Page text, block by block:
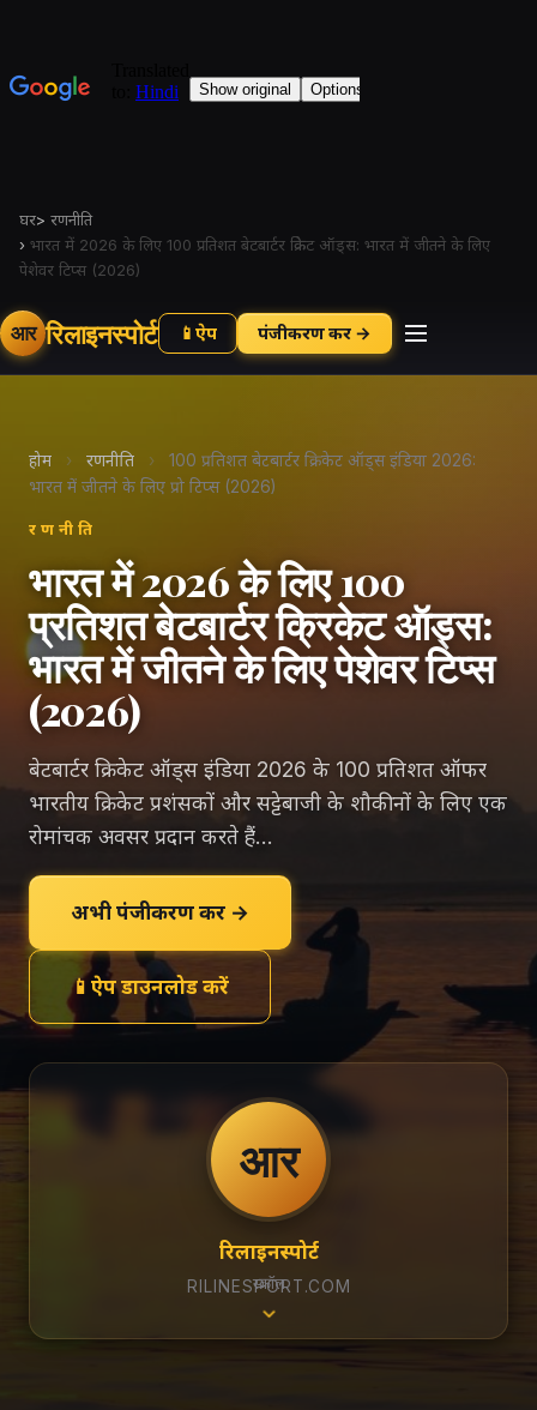
घर> रणनीति
› भारत में 2026 के लिए 100 प्रतिशत बेटबार्टर क्रिकेट ऑड्स: भारत में जीतने के लिए
पेशेवर टिप्स (2026)
आर रिलाइनस्पोर्ट 📱 ऐप पंजीकरण करें →
होम › रणनीति ›
100 प्रतिशत बेटबार्टर क्रिकेट ऑड्स इंडिया 2026:
भारत में जीतने के लिए प्रो टिप्स (2026)
रणनीति
भारत में 2026 के लिए 100
प्रतिशत बेटबार्टर क्रिकेट ऑड्स:
भारत में जीतने के लिए पेशेवर टिप्स
(2026)
बेटबार्टर क्रिकेट ऑड्स इंडिया 2026 के 100 प्रतिशत ऑफर
भारतीय क्रिकेट प्रशंसकों और सट्टेबाजी के शौकीनों के लिए एक
रोमांचक अवसर प्रदान करते हैं...
अभी पंजीकरण करें →
📱 ऐप डाउनलोड करें
आर
रिलाइनस्पोर्ट
RILINESPORT.COM
स्क्रॉल